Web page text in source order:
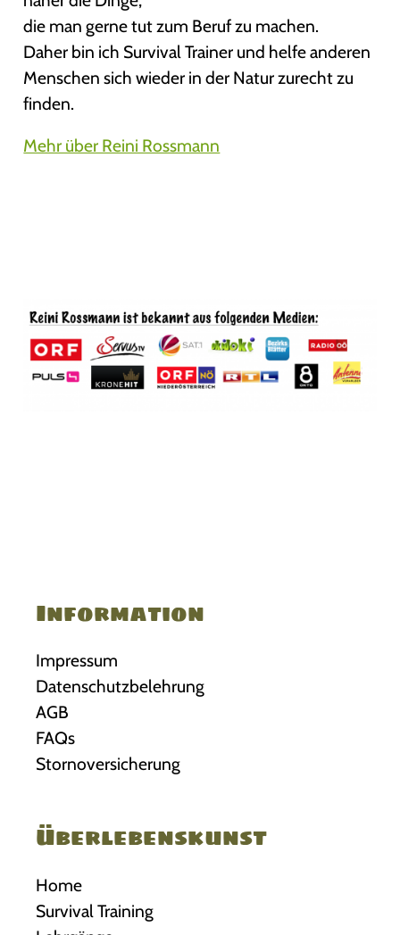
die man gerne tut zum Beruf zu machen.
Daher bin ich Survival Trainer und helfe anderen
Menschen sich wieder in der Natur zurecht zu
finden.
Mehr über Reini Rossmann
Information
Impressum
Datenschutzbelehrung
AGB
FAQs
Stornoversicherung
Überlebenskunst
Home
Survival Training